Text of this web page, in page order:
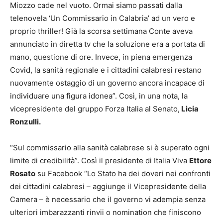
Miozzo cade nel vuoto. Ormai siamo passati dalla
telenovela ‘Un Commissario in Calabria’ ad un vero e
proprio thriller! Già la scorsa settimana Conte aveva
annunciato in diretta tv che la soluzione era a portata di
mano, questione di ore. Invece, in piena emergenza
Covid, la sanità regionale e i cittadini calabresi restano
nuovamente ostaggio di un governo ancora incapace di
individuare una figura idonea”. Così, in una nota, la
vicepresidente del gruppo Forza Italia al Senato, Licia
Ronzulli.
“Sul commissario alla sanità calabrese si è superato ogni
limite di credibilità”. Così il presidente di Italia Viva Ettore
Rosato su Facebook “Lo Stato ha dei doveri nei confronti
dei cittadini calabresi – aggiunge il Vicepresidente della
Camera – è necessario che il governo vi adempia senza
ulteriori imbarazzanti rinvii o nomination che finiscono